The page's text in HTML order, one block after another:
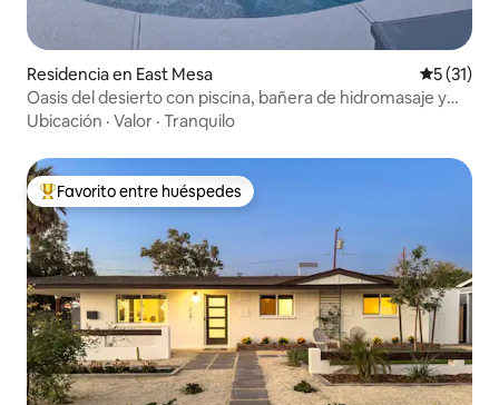
Residencia en East Mesa
5 (31)
Oasis del desierto con piscina, bañera de hidromasaje y
sauna en East Mesa
Ubicación · Valor · Tranquilo
De los mejores en Favorito entre huéspedes
Favorito entre huéspedes